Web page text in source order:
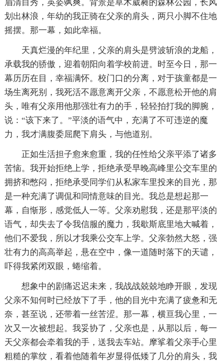
眉清目秀，英姿飒爽。背景是草木葳蕤的森林公园，长风
划出林浪，年幼的我正骑在父亲的肩头，两只小脚不住地
摇摆。那一幕，如此幸福。
天真烂漫的年纪里，父亲的肩头是劈波斩浪的龙船，
承载我的骄傲，迎着朝阳向着学校前进。时至今日，那一
幕历历在目，幸福满怀。校门口的分离，对于孩童都是一
场生离死别，我死活不愿意离开父亲，不愿意松开他的肩
头，唯有父亲用他那强壮有力的手，轻轻拍打我的脚腕，
说：“该下来了。”平淡的语气中，充满了不可违逆的魔
力，我才满腹委屈爬下肩头，与他道别。
正如生活担子愈来愈重，我的任性给父亲平添了诸多
苦恼。我开始拒绝上学，拒绝承受早晚高峰里公交车里的
拥挤和憋闷，拒绝承受同学们从私家车里投来的目光，那
是一种充满了调侃和同情意味的目光。我总是想起那一
幕，自惭形，感觉低人一等。父亲劝慰我，还是那平淡的
语气，却失去了令我信服的魔力，我歇斯底里地大喊着，
他们不爱我，所以才我乘公交车上学。父亲勃然大怒，强
壮有力的高高举起，悬在空中，像一道随时落下的天谴，
吓得我紧闭双眼，蜷缩着。
想象中的剧痛迟迟未来，我战战兢兢地睁开眼，发现
父亲不知何时已经放下了手，他的目光中充满了疲惫和无
奈，甚至说，还带着一丝苦涩。那一幕，横亘我心里，一
次又一次被想起。我妥协了，父亲也是，从那以后，每一
天父亲都会牵着我的手，送我去车站。摩挲着父亲手心里
粗糙的掌纹，看着他随着年岁显得低矮了几分的肩头，我